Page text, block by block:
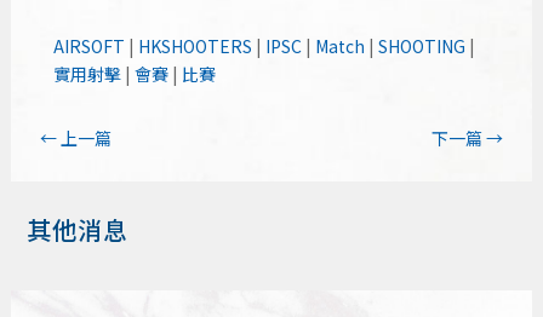
AIRSOFT | HKSHOOTERS | IPSC | Match |SHOOTING |
實用射擊 |會賽 | 比賽
←上一篇 下一篇→
其他消息